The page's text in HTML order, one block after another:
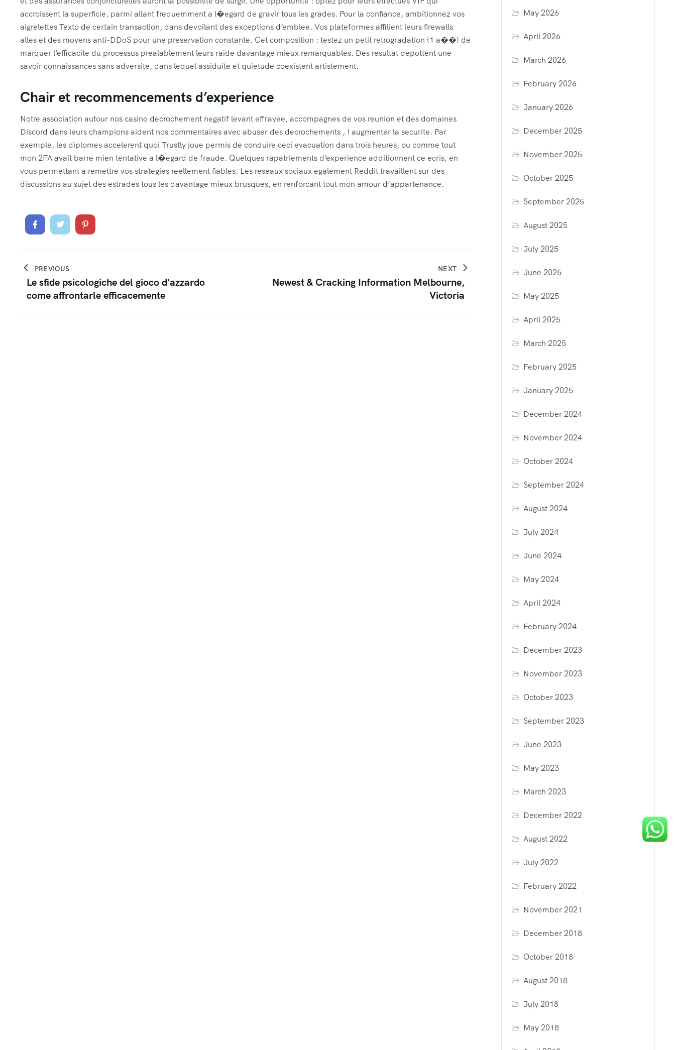
accroissent la superficie, parmi allant frequemment a l�egard de gravir tous les grades. Pour la confiance, ambitionnez vos
aigrelettes Texto de certain transaction, dans devoilant des exceptions d’emblee. Vos plateformes affilient leurs firewalls
alles et des moyens anti-DDoS pour une preservation constante. Cet composition : testez un petit retrogradation (1 a��) de
marquer l’efficacite du processus prealablement leurs raide davantage mieux remarquables. Des resultat depottent une
savoir connaissances sans adversite, dans lequel assiduite et quietude coexistent artistement.
Chair et recommencements d’experience
Notre association autour nos casino decrochement negatif levant effrayee, accompagnes de vos reunion et des domaines
Discord dans leurs champions aident nos commentaires avec abuser des decrochements , ! augmenter la securite. Par
exemple, les diplomes accelerent quoi Trustly joue permis de conduire ceci evacuation dans trois heures, ou comme tout
mon 2FA avait barre mien tentative a l�egard de fraude. Quelques rapatriements d’experience additionnent ce ecris, en
vous permettant a remettre vos strategies reellement fiables. Les reseaux sociaux egalement Reddit travaillent sur des
discussions au sujet des estrades tous les davantage mieux brusques, en renforcant tout mon amour d’appartenance.
PREVIOUS
Le sfide psicologiche del gioco d'azzardo
come affrontarle efficacemente
NEXT
Newest & Cracking Information Melbourne,
Victoria
May 2026
April 2026
March 2026
February 2026
January 2026
December 2025
November 2025
October 2025
September 2025
August 2025
July 2025
June 2025
May 2025
April 2025
March 2025
February 2025
January 2025
December 2024
November 2024
October 2024
September 2024
August 2024
July 2024
June 2024
May 2024
April 2024
February 2024
December 2023
November 2023
October 2023
September 2023
June 2023
May 2023
March 2023
December 2022
August 2022
July 2022
February 2022
November 2021
December 2018
October 2018
August 2018
July 2018
May 2018